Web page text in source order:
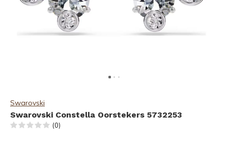
Swarovski
Swarovski Constella Oorstekers 5732253
(0)